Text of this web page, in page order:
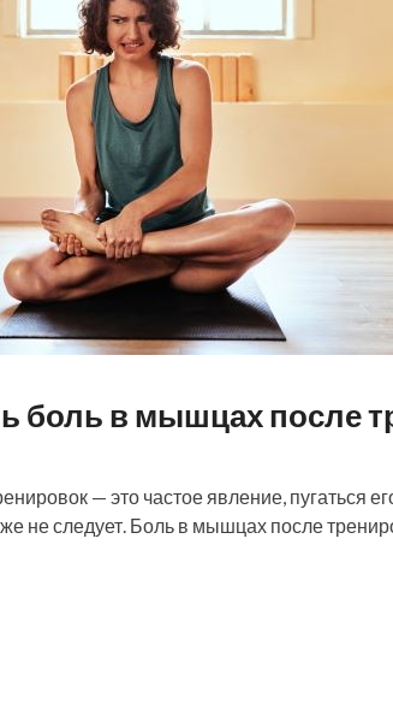
боль в мышцах после
— это частое явление, пугаться
не следует. Боль в мышцах после